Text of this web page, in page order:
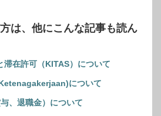
は、他にこんな記事も読ん
滞在許可（KITAS）について
について
、退職金）について